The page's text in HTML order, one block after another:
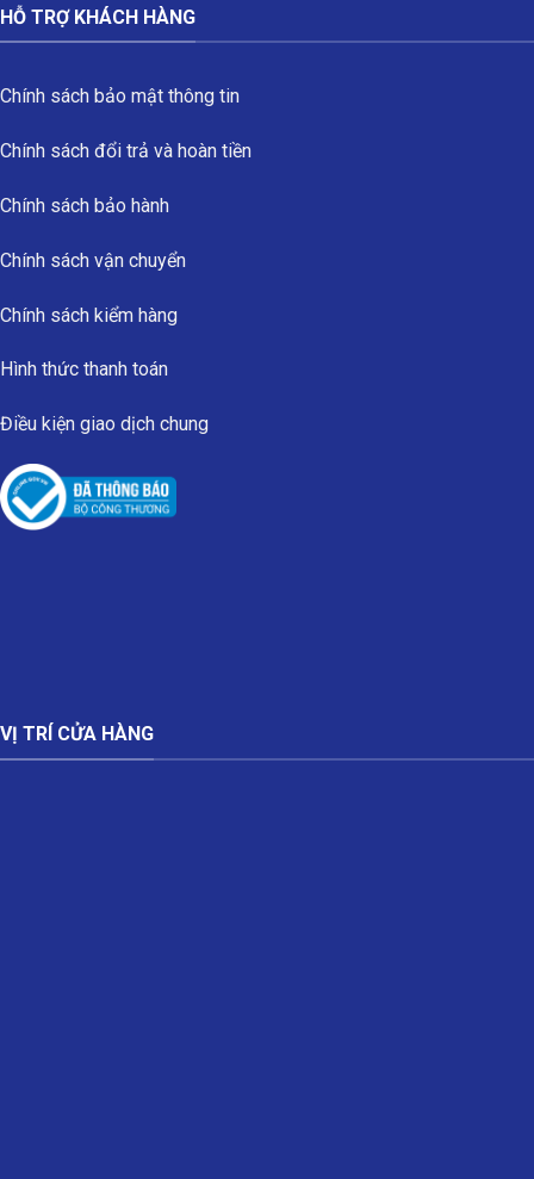
HỖ TRỢ KHÁCH HÀNG
Chính sách bảo mật thông tin
Chính sách đổi trả và hoàn tiền
Chính sách bảo hành
Chính sách vận chuyển
Chính sách kiểm hàng
Hình thức thanh toán
Điều kiện giao dịch chung
VỊ TRÍ CỬA HÀNG